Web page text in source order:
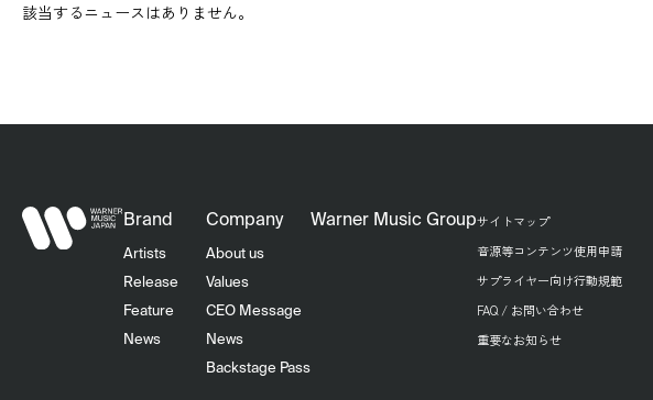
該当するニュースはありません。
Brand
Artists
Release
Feature
News
Company
About us
Values
CEO Message
News
Backstage Pass
Warner Music Groupサイトマップ
音源等コンテンツ使用申請
サプライヤー向け行動規範
FAQ / お問い合わせ
重要なお知らせ